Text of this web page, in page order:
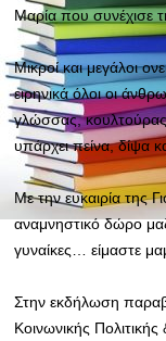
Μαρία που συνέχισε
Μικροί και μεγάλοι
ειρηνικά όλοι οι
γλώσσας,
υπάρχει πείνα, δίψα
Με την ευκαιρία της
αναμνηστικό δώρο
γυναίκες… είμαστε
Στην εκδήλωση
Κοινωνικής Πολιτικής